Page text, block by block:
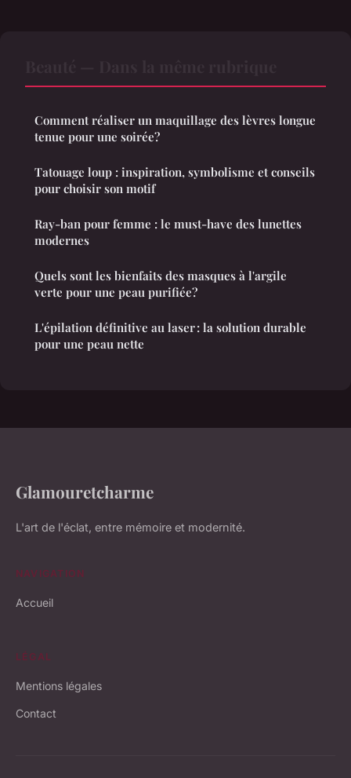
Comment réaliser un maquillage des lèvres longue
tenue pour une soirée?
Tatouage loup : inspiration, symbolisme et conseils
pour choisir son motif
Ray-ban pour femme : le must-have des lunettes
modernes
Quels sont les bienfaits des masques à l'argile
verte pour une peau purifiée?
L'épilation définitive au laser : la solution durable
pour une peau nette
Glamouretcharme
L'art de l'éclat, entre mémoire et modernité.
NAVIGATION
Accueil
LÉGAL
Mentions légales
Contact